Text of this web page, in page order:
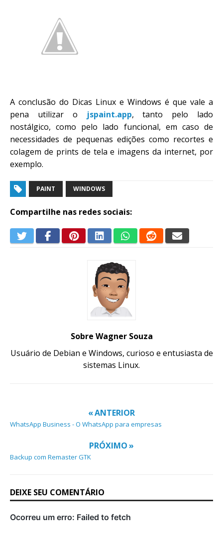
A conclusão do Dicas Linux e Windows é que vale a
pena utilizar o
jspaint.app, tanto pelo lado
nostálgico, como pelo lado funcional, em caso de
necessidades de pequenas edições como recortes e
colagem de prints de tela e imagens da internet, por
exemplo.
PAINT WINDOWS
Compartilhe nas redes sociais:
Sobre Wagner Souza
Usuário de Debian e Windows, curioso e entusiasta de
sistemas Linux.
« ANTERIOR
WhatsApp Business - O WhatsApp para empresas
PRÓXIMO »
Backup com Remaster GTK
DEIXE SEU COMENTÁRIO